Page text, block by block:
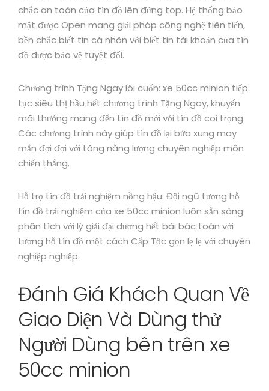
chắc an toàn của tín đồ lên đứng top. Hệ thống bảo
mật được Open mang giải pháp công nghệ tiên tiến,
bền chắc biết tin cá nhân với biết tin tài khoản của tín
đồ được bảo vệ tuyệt đối.
Chương trình Tặng Ngay lôi cuốn: xe 50cc minion tiếp
tục siêu thị hầu hết chương trình Tặng Ngay, khuyến
mãi thưởng mang đến tín đồ mới với tín đồ coi trọng.
Các chương trình này giúp tín đồ lại bửa xung may
mắn đợi đợi với tăng năng lượng chuyên nghiệp môn
chiến thắng.
Hỗ trợ tín đồ trải nghiệm nồng hậu: Đội ngũ tương hỗ
tín đồ trải nghiệm của xe 50cc minion luôn sẵn sàng
phân tích với lý giải đại dương hết bài bác toán với
tương hỗ tín đồ một cách Cấp Tốc gọn lẹ lẹ với chuyên
nghiệp nghiệp.
Đánh Giá Khách Quan Về
Giao Diện Và Dùng thử
Người Dùng bên trên xe
50cc minion